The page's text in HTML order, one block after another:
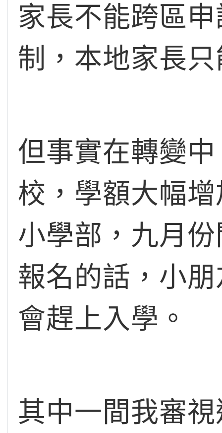
家長不能跨區
制，本地家長
但事實在轉變
校，學額大幅
小學部，九月
報名的話，小
會趕上入學。
其中一間我審